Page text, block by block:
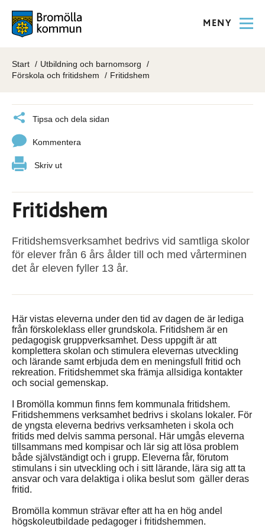
MENY
Start
Utbildning och barnomsorg
Förskola och fritidshem
Fritidshem
Tipsa och dela sidan
Kommentera
Skriv ut
Fritidshem
Fritidshemsverksamhet bedrivs vid samtliga skolor
för elever från 6 års ålder till och med vårterminen
det år eleven fyller 13 år.
Här vistas eleverna under den tid av dagen de är lediga
från förskoleklass eller grundskola. Fritidshem är en
pedagogisk gruppverksamhet. Dess uppgift är att
komplettera skolan och stimulera elevernas utveckling
och lärande samt erbjuda dem en meningsfull fritid och
rekreation. Fritidshemmet ska främja allsidiga kontakter
och social gemenskap.
I Bromölla kommun finns fem kommunala fritidshem.
Fritidshemmens verksamhet bedrivs i skolans lokaler. För
de yngsta eleverna bedrivs verksamheten i skola och
fritids med delvis samma personal. Här umgås eleverna
tillsammans med kompisar och lär sig att lösa problem
både självständigt och i grupp. Eleverna får, förutom
stimulans i sin utveckling och i sitt lärande, lära sig att ta
ansvar och vara delaktiga i olika beslut som gäller deras
fritid.
Bromölla kommun strävar efter att ha en hög andel
högskoleutbildade pedagoger i fritidshemmen.